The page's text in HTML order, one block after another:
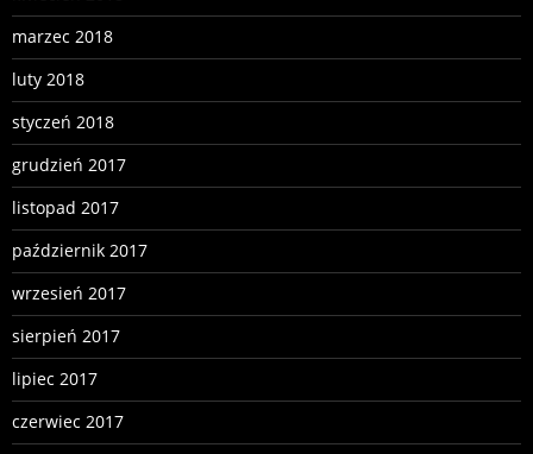
marzec 2018
luty 2018
styczeń 2018
grudzień 2017
listopad 2017
październik 2017
wrzesień 2017
sierpień 2017
lipiec 2017
czerwiec 2017